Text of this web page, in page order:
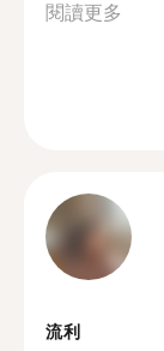
閱讀更多
流利